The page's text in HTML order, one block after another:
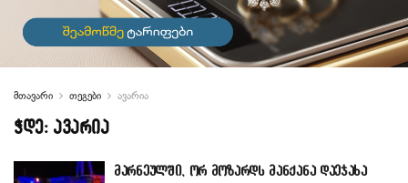
მთავარი თეგები ავარია
ჭდე: ავარია
მარნეულში, ორ მოზარდს მანქანა დაეჯახა